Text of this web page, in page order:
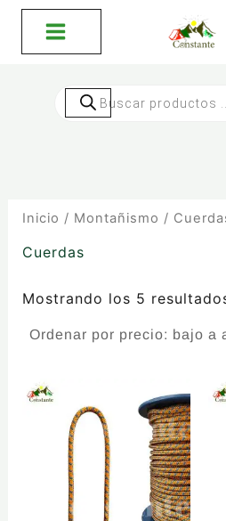
contenido
Búsqueda
productos
Inicio / Montañismo /
Cuerdas
Mostrando los 5